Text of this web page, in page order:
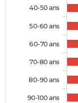
40-50 ans
50-60 ans
60-70 ans
70-80 ans
80-90 ans
90-100 ans